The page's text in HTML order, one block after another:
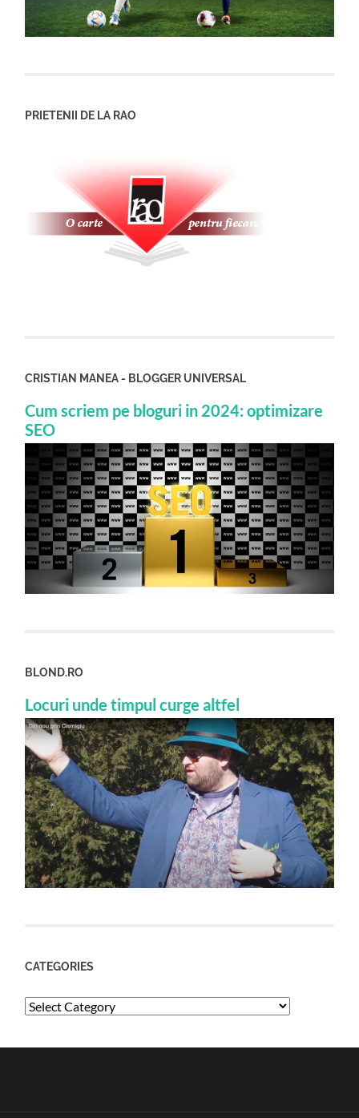
PRIETENII DE LA RAO
CRISTIAN MANEA - BLOGGER UNIVERSAL
Cum scriem pe bloguri in 2024: optimizare
SEO
BLOND.RO
Locuri unde timpul curge altfel
CATEGORIES
Categories